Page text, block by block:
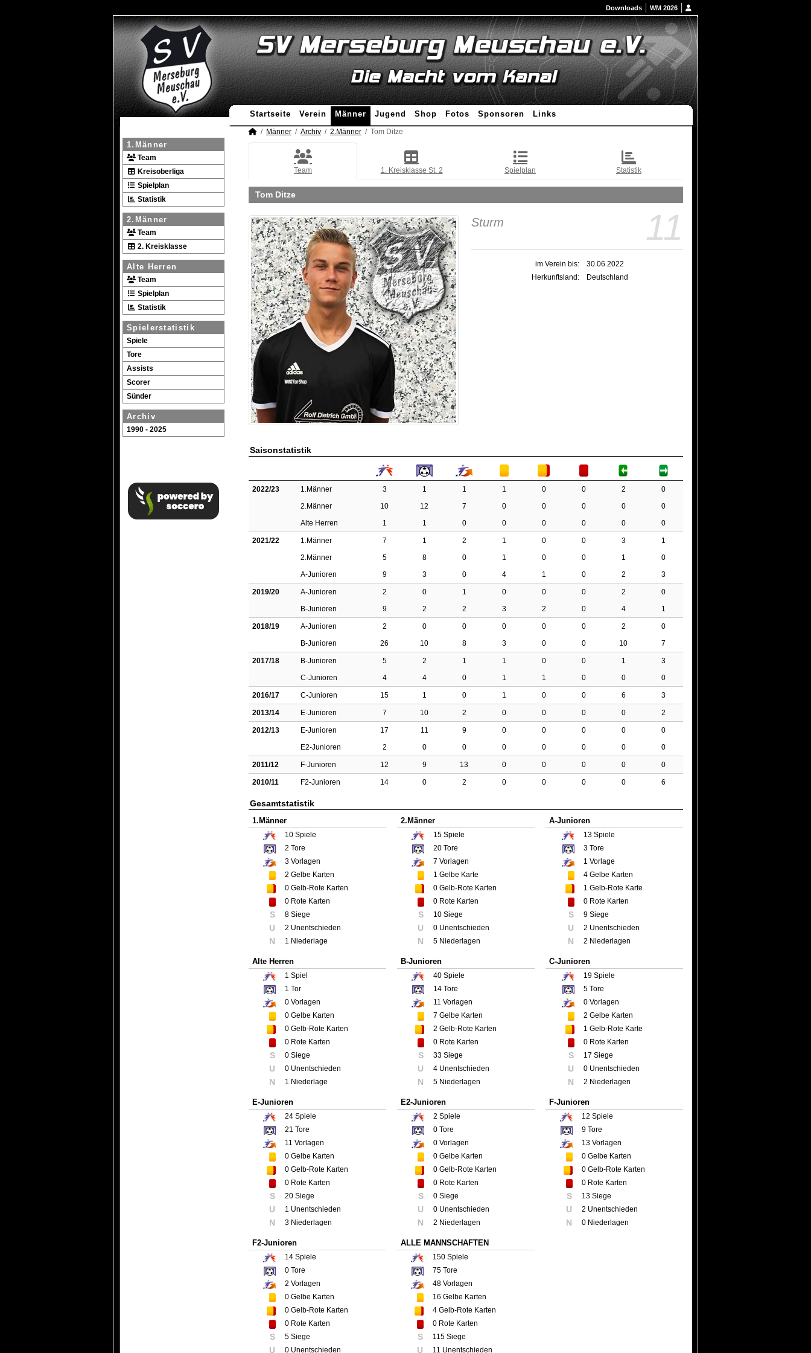
Downloads WM 2026
Startseite Verein Männer Jugend Shop Fotos Sponsoren Links
1.Männer
Team
Kreisoberliga
Spielplan
Statistik
2.Männer
Team
2. Kreisklasse
Alte Herren
Team
Spielplan
Statistik
Spielerstatistik
Spiele
Tore
Assists
Scorer
Sünder
Archiv
1990 - 2025
Männer Archiv 2.Männer Tom Ditze
Team 1. Kreisklasse St. 2 Spielplan Statistik
Tom Ditze
11
Sturm
im Verein bis:
30.06.2022
Herkunftsland:
Deutschland
Saisonstatistik
2022/23 1.Männer 3 1 1 1 0 0 2
0
2.Männer
10 12 7 0 0 0 0
0
Alte Herren
1 1 0 0 0 0 0 0
2021/22 1.Männer 7 1 2 1 0 0 3
1
2.Männer
5 8 0 1 0 0 1
0
A-Junioren
9 3 0 4 1 0 2 3
2019/20 A-Junioren 2 0 1 0 0 0 2
0
B-Junioren
9 2 2 3 2 0 4 1
2018/19 A-Junioren 2 0 0 0 0 0 2
0
B-Junioren
26 10 8 3 0 0 10 7
2017/18 B-Junioren 5 2 1 1 0 0 1
3
C-Junioren
4 4 0 1 1 0 0 0
2016/17 C-Junioren 15 1 0 1 0 0 6 3
2013/14 E-Junioren 7 10 2 0 0 0 0 2
2012/13 E-Junioren 17 11 9 0 0 0 0
0
E2-Junioren
2 0 0 0 0 0 0 0
2011/12 F-Junioren 12 9 13 0 0 0 0 0
2010/11 F2-Junioren 14 0 2 0 0 0 0 6
Gesamtstatistik
1.Männer
10 Spiele
2 Tore
3 Vorlagen
2 Gelbe Karten
0 Gelb-Rote Karten
0 Rote Karten
S 8 Siege
U 2 Unentschieden
N 1 Niederlage
2.Männer
15 Spiele
20 Tore
7 Vorlagen
1 Gelbe Karte
0 Gelb-Rote Karten
0 Rote Karten
S 10 Siege
U 0 Unentschieden
N 5 Niederlagen
A-Junioren
13 Spiele
3 Tore
1 Vorlage
4 Gelbe Karten
1 Gelb-Rote Karte
0 Rote Karten
S 9 Siege
U 2 Unentschieden
N 2 Niederlagen
Alte Herren
1 Spiel
1 Tor
0 Vorlagen
0 Gelbe Karten
0 Gelb-Rote Karten
0 Rote Karten
S 0 Siege
U 0 Unentschieden
N 1 Niederlage
B-Junioren
40 Spiele
14 Tore
11 Vorlagen
7 Gelbe Karten
2 Gelb-Rote Karten
0 Rote Karten
S 33 Siege
U 4 Unentschieden
N 5 Niederlagen
C-Junioren
19 Spiele
5 Tore
0 Vorlagen
2 Gelbe Karten
1 Gelb-Rote Karte
0 Rote Karten
S 17 Siege
U 0 Unentschieden
N 2 Niederlagen
E-Junioren
24 Spiele
21 Tore
11 Vorlagen
0 Gelbe Karten
0 Gelb-Rote Karten
0 Rote Karten
S 20 Siege
U 1 Unentschieden
N 3 Niederlagen
E2-Junioren
2 Spiele
0 Tore
0 Vorlagen
0 Gelbe Karten
0 Gelb-Rote Karten
0 Rote Karten
S 0 Siege
U 0 Unentschieden
N 2 Niederlagen
F-Junioren
12 Spiele
9 Tore
13 Vorlagen
0 Gelbe Karten
0 Gelb-Rote Karten
0 Rote Karten
S 13 Siege
U 2 Unentschieden
N 0 Niederlagen
F2-Junioren
14 Spiele
0 Tore
2 Vorlagen
0 Gelbe Karten
0 Gelb-Rote Karten
0 Rote Karten
S 5 Siege
U 0 Unentschieden
ALLE MANNSCHAFTEN
150 Spiele
75 Tore
48 Vorlagen
16 Gelbe Karten
4 Gelb-Rote Karten
0 Rote Karten
S 115 Siege
U 11 Unentschieden